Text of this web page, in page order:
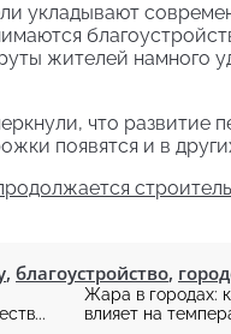
укладывают
жителей намного
что развитие
появятся и в
, благоустройство,
Жара в городах:
влияет на